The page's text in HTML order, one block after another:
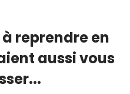
reprendre en
aussi vous